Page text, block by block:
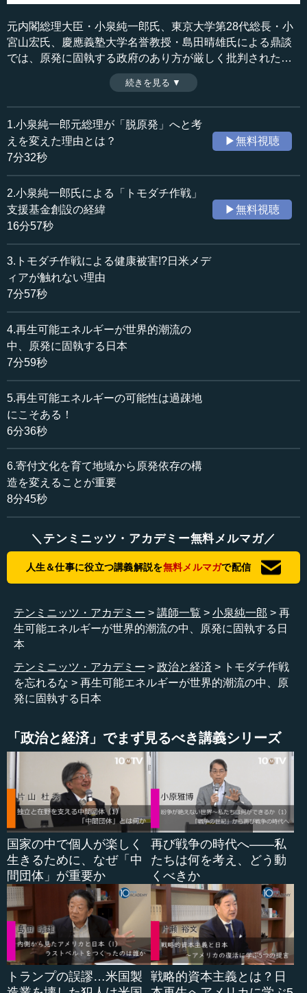
元内閣総理大臣・小泉純一郎氏、東京大学第28代総長・小
宮山宏氏、慶應義塾大学名誉教授・島田晴雄氏による鼎談
では、原発に固執する政府のあり方が厳しく批判された。
現在、原発の稼働はほぼゼロの状態だが、電力不足に陥る
ことはまずない。世界的な潮流は、省エネと再生可能エネ
ルギーの拡大に進んでいる。こうした中で、なぜ政府は原
発の維持にこだわるのか。（全6話中第4話）
収録日：2016年10月24日
追加日：2017年2月8日
カテゴリー：
環境・資源
≪全文≫
●稼働原発がほとんどなくても、日本社会は困ってい
小泉 私が原発ゼロと発言した2013年は、「そんなことを
言っても、将来ならともかく、直ちにゼロになんてできる
わけがない」と言われました。ところが今、（2011年か
の状態です。実際に、2011年3月から2013年9月まで稼働し
た原発はたった2基。その前、54基もあったのに、です。あ
の事故の後、2013年9月から2015年9月までは稼働ゼロ。
2015年9月から今までは、1基か2基でしょう。
5年7カ月間、（原発は）ほとんどゼロという状態でした
が、全然困らないし、停電もなし、です。
島田 これは大変な実証例です。かつて日本は（原発が）
約50基あり、日本の電力の3分の1を支えて初めて成り立つ
と言っていました。ところが実際にはなくても（困らない
ということです）。
●ここ10年で減り始めたエネルギー使用量
小宮山 大事な話があります。何かというと、ここ10年間
です。エネルギー消費は年率1.6パーセントで減り始めてい
ます。しかし政府は、これを考慮していません。別に国民
を我慢させているわけではありません。自動車の数や家の
数がもう飽和状態で、車であればおよそ6,000万台、家もお
よそ6,000万軒です。そこのところで飽和していて、効率は
どんどん上がっているのです。
小泉 省エネ技術も発達していますしね。
小宮山 そうです。省エネが一番大きいのです。だから今
のままいくと、大体2050年にはエネルギー消費は60パーセ
ントほど減少するということです。政府案では、(2030年
の)原子力比率を20～22パーセントとしていますが、それは
エネルギーレベルでいくという話で考えているからで、そ
の分がなくなってちょうど良い具合になるのです。エネル
ギー消費は減り、電力は余るのです。結局、使う人が少な
くなるからです。
しかも、生活のレベルはどんどん上がっていきます。こ
こが非常に大きな問題です。確かに省エネは一番重要で
す。パリでの（COP21の）話もそうで、1に省エネ、2に再
生可能エネルギー、3が石炭をどうやって減らすか、です。
しかし、原発の話はほとんど出ませんでした。
続きを見る ▼
1.小泉純一郎元総理が「脱原発」へと考
えを変えた理由とは？
7分32秒
▶無料視聴
2.小泉純一郎氏による「トモダチ作戦」
支援基金創設の経緯
16分57秒
▶無料視聴
3.トモダチ作戦による健康被害!?日米メデ
ィアが触れない理由
7分57秒
4.再生可能エネルギーが世界的潮流の
中、原発に固執する日本
7分59秒
5.再生可能エネルギーの可能性は過疎地
にこそある！
6分36秒
6.寄付文化を育て地域から原発依存の構
造を変えることが重要
8分45秒
＼テンミニッツ・アカデミー無料メルマガ／
人生＆仕事に役立つ講義解説を無料メルマガで配信
テンミニッツ・アカデミー 講師一覧 小泉純一郎
再
生可能エネルギーが世界的潮流の中、原発に固執する日
本
テンミニッツ・アカデミー
政治と経済
トモダチ作戦
を忘れるな
再生可能エネルギーが世界的潮流の中、原
発に固執する日本
「政治と経済」でまず見るべき講義シリーズ
国家の中で個人が楽しく
生きるために、なぜ「中
間団体」が重要か
再び戦争の時代へ――私
たちは何を考え、どう動
くべきか
トランプの誤謬…米国製
戦略的資本主義とは？日